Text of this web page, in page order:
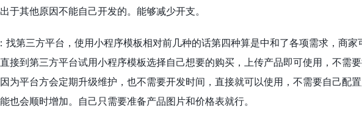
于其他原因不能自己开发的。能够减少开支。
找第三方平台，使用小程序模板相对前几种的话第四种算是中和了各项需求，商家
接到第三方平台试用小程序模板选择自己想要的购买，上传产品即可使用，不需
为平台方会定期升级维护，也不需要开发时间，直接就可以使用，不需要自己配
也会顺时增加。自己只需要准备产品图片和价格表就行。